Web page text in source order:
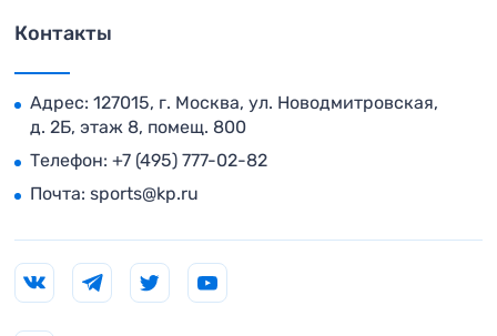
Контакты
Адрес: 127015, г. Москва, ул. Новодмитровская,
д. 2Б, этаж 8, помещ. 800
Телефон: +7 (495) 777-02-82
Почта: sports@kp.ru